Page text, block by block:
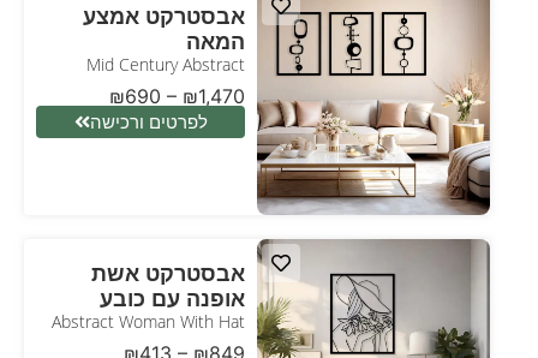
אבסטרקט אמצע
המאה
Mid Century Abstract
₪690 – ₪1,470
לפרטים ורכישה
אבסטרקט אשת
אופנה עם כובע
Abstract Woman With Hat